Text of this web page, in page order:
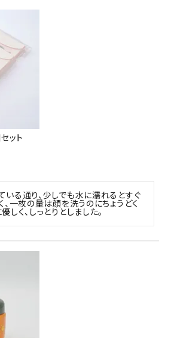
ット
る通り、少しでも水に濡れるとすぐ
、一枚の量は顔を洗うのにちょうどく
しく、しっとりとしました。